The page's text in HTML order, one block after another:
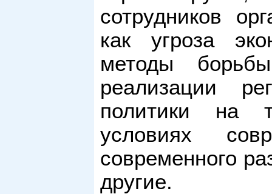
сотрудников
как угроза
методы
реализации
политики на
условиях
современного
другие.